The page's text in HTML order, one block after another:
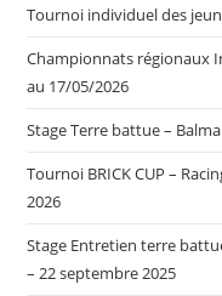
Tournoi individuel des
Championnats régionaux
au 17/05/2026
Stage Terre battue –
Tournoi BRICK CUP –
2026
Stage Entretien terre
– 22 septembre 2025